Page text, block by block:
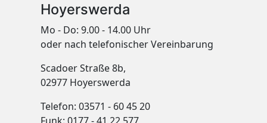
Hoyerswerda
Mo - Do: 9.00 - 14.00 Uhr
oder nach telefonischer Vereinbarung
Scadoer Straße 8b,
02977 Hoyerswerda
Telefon: 03571 - 60 45 20